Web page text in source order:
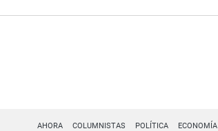
AHORA COLUMNISTAS POLÍTICA ECONOMÍA